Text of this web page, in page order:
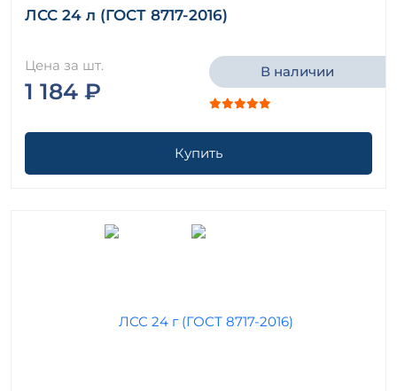
ЛСС 24 л (ГОСТ 8717-2016)
Цена за шт.
1 184 ₽
В наличии
Купить